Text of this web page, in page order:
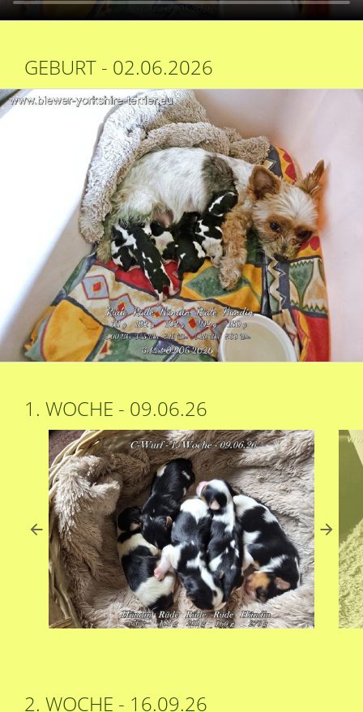
GEBURT - 02.06.2026
1. WOCHE - 09.06.26
2. WOCHE - 16.09.26